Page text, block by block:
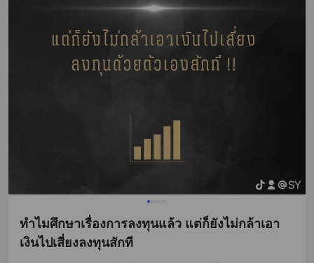
ทำไมศึกษาเรื่องการลงทุนแล้ว แต่ก็ยังไม่กล้าเอา
เงินไปเสี่ยงลงทุนสักที